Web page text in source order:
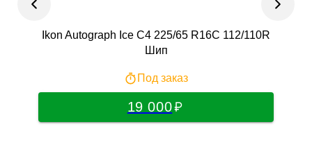
Ikon Autograph Ice C4 225/65 R16С 112/110R
Шип
Под заказ
19 000